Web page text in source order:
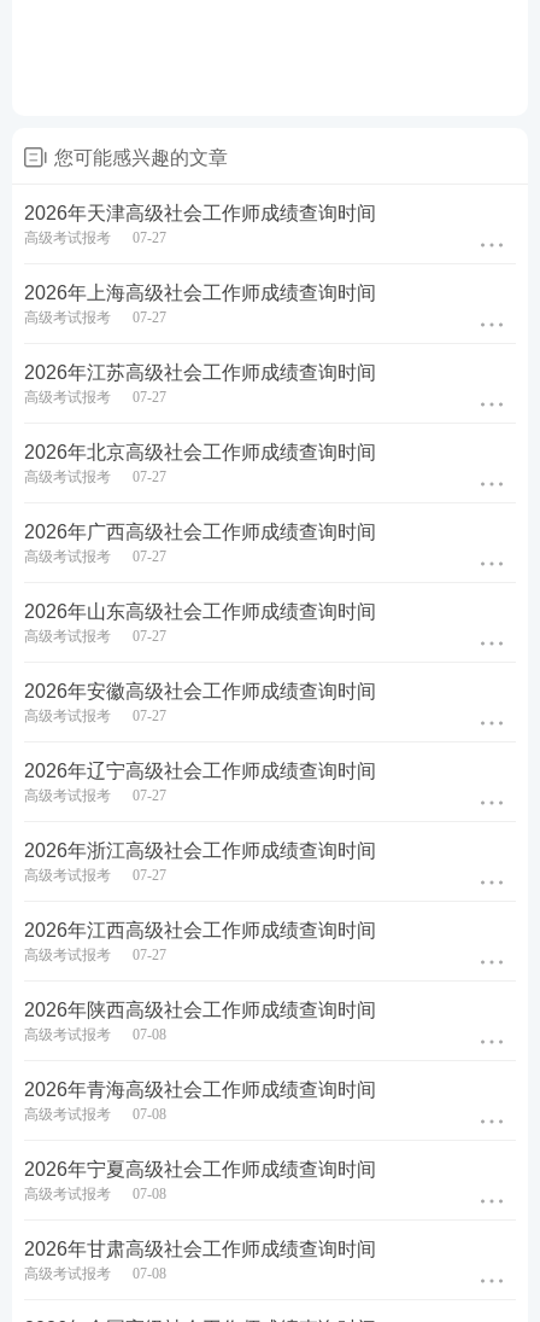
该证明自颁发之日起，在全国范围
各科目合格标准为试卷满分的60%，即60分及格。初
中高级各科目满分均为100分，标准全国统一，考生
统一按全国60分标准执行。
1.谨防骗局：不存在付费提前查分、内部改分渠道，
号密码；
顿可错峰到中午、晚间再查；忘记账号密码可在登录
3.成绩复核：对分数有异议，需在成绩公布30日内向
当地人事考试中心提交复核申请，逾期不予受理；
4.考后审核：部分省份（如重庆、浙江、江苏、宁夏
等）实行考后人工核查，成绩合格≠直接拿证！需在通
知时间内提交：身份证、学历学位证及学信网认证、
工作年限证明（盖公章）。未按时参加或审核不通
过，合格成绩作废！
2027社会工作者好课推荐：根据不同学员的基础层
级，及个性需求，目前有【签约特训班、决胜班】可
供选择。①零基础、拿证刚学、预算充足的考生，推
荐选『签约特训班』=专享班主任1v1指导+50人小班
基础薄弱、首次参考、想跟课自学的考生，『决胜
2027年社会工作者考试报考条件
您可能感兴趣的文章
2026年天津高级社会工作师成绩查询时间
高级考试报考 07-27
2026年上海高级社会工作师成绩查询时间
高级考试报考 07-27
2026年江苏高级社会工作师成绩查询时间
高级考试报考 07-27
2026年北京高级社会工作师成绩查询时间
高级考试报考 07-27
2026年广西高级社会工作师成绩查询时间
高级考试报考 07-27
2026年山东高级社会工作师成绩查询时间
高级考试报考 07-27
2026年安徽高级社会工作师成绩查询时间
高级考试报考 07-27
2026年辽宁高级社会工作师成绩查询时间
高级考试报考 07-27
2026年浙江高级社会工作师成绩查询时间
高级考试报考 07-27
2026年江西高级社会工作师成绩查询时间
高级考试报考 07-27
2026年陕西高级社会工作师成绩查询时间
高级考试报考 07-08
2026年青海高级社会工作师成绩查询时间
高级考试报考 07-08
2026年宁夏高级社会工作师成绩查询时间
高级考试报考 07-08
2026年甘肃高级社会工作师成绩查询时间
高级考试报考 07-08